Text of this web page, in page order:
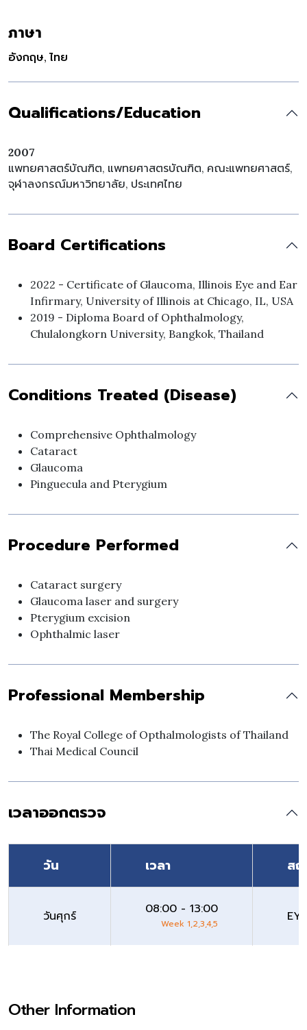
ภาษา
อังกฤษ, ไทย
Qualifications/Education
2007
แพทยศาสตร์บัณฑิต, แพทยศาสตรบัณฑิต, คณะแพทยศาสตร์,
จุฬาลงกรณ์มหาวิทยาลัย, ประเทศไทย
Board Certifications
2022 - Certificate of Glaucoma, Illinois Eye and Ear
Infirmary, University of Illinois at Chicago, IL, USA
2019 - Diploma Board of Ophthalmology,
Chulalongkorn University, Bangkok, Thailand
Conditions Treated (Disease)
Comprehensive Ophthalmology
Cataract
Glaucoma
Pinguecula and Pterygium
Procedure Performed
Cataract surgery
Glaucoma laser and surgery
Pterygium excision
Ophthalmic laser
Professional Membership
The Royal College of Opthalmologists of Thailand
Thai Medical Council
เวลาออกตรวจ
วัน เวลา สถ
วันศุกร์ 08:00 - 13:00
Week 1,2,3,4,5
Other Information